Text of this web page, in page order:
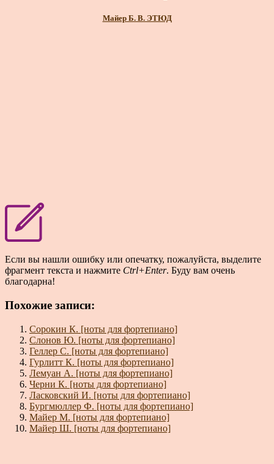
Майер Б. В. ЭТЮД
Если вы нашли ошибку или опечатку, пожалуйста, выделите
фрагмент текста и нажмите Ctrl+Enter. Буду вам очень
благодарна!
Похожие записи:
Сорокин К. [ноты для фортепиано]
Слонов Ю. [ноты для фортепиано]
Геллер С. [ноты для фортепиано]
Гурлитт К. [ноты для фортепиано]
Лемуан А. [ноты для фортепиано]
Черни К. [ноты для фортепиано]
Ласковский И. [ноты для фортепиано]
Бургмюллер Ф. [ноты для фортепиано]
Майер М. [ноты для фортепиано]
Майер Ш. [ноты для фортепиано]